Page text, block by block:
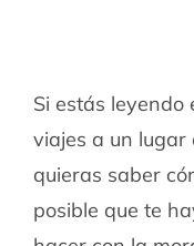
Si estás leyendo
viajes a un lugar
quieras saber
posible que te